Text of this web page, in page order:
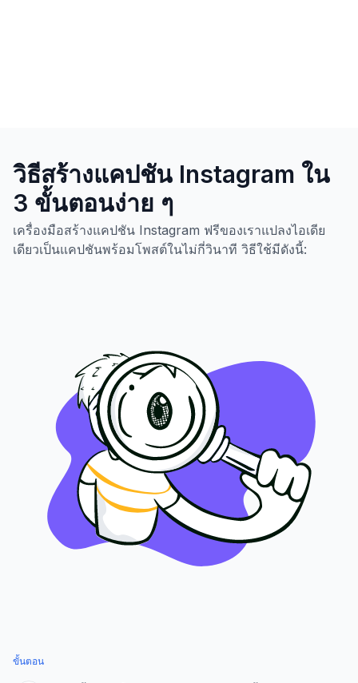
วิธีสร้างแคปชัน Instagram ใน
3 ขั้นตอนง่าย ๆ
เครื่องมือสร้างแคปชัน Instagram ฟรีของเราแปลงไอเดีย
เดียวเป็นแคปชันพร้อมโพสต์ในไม่กี่วินาที วิธีใช้มีดังนี้:
ขั้นตอน